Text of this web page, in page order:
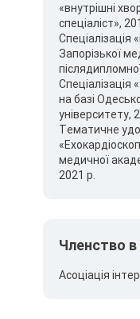
«внутрішні
спеціаліст»,
Спеціалізація
Запорізької
Спеціалізація
на базі
університету,
Тематичне
медичної
2021 р.
Членство в
Асоціація